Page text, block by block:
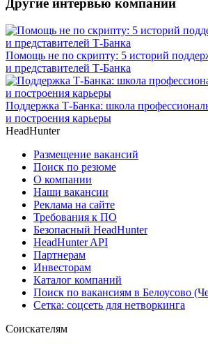
Другие интервью компании
Помощь не по скрипту: 5 историй
и представителей Т-Банка
Поддержка Т-Банка: школа
и построения карьеры
HeadHunter
Размещение вакансий
Поиск по резюме
О компании
Наши вакансии
Реклама на сайте
Требования к ПО
Безопасный HeadHunter
HeadHunter API
Партнерам
Инвесторам
Каталог компаний
Поиск по вакансиям в Белоусово
Сетка: соцсеть для нетворкинга
Соискателям